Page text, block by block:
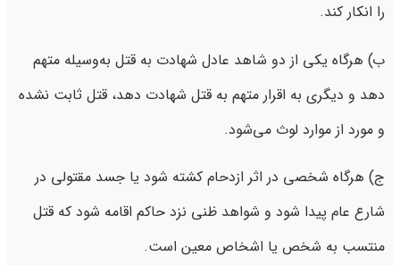
را انکار کند.
ب) هرگاه یکی از دو شاهد عادل شهادت به قتل به‌وسیله متهم
دهد و دیگری به اقرار متهم به قتل شهادت دهد، قتل ثابت نشده
و مورد از موارد لوث می‌شود.
ج) هرگاه شخصی در اثر ازدحام کشته شود یا جسد مقتولی در
شارع عام پیدا شود و شواهد ظنی نزد حاکم اقامه شود که قتل
منتسب به شخص یا اشخاص معین است.